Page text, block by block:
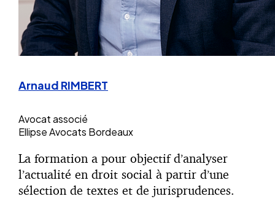
Arnaud RIMBERT
Avocat associé
Ellipse Avocats Bordeaux
La formation a pour objectif d’analyser
l’actualité en droit social à partir d’une
sélection de textes et de jurisprudences.